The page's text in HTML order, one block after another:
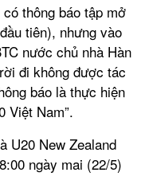
thông báo tập mở
tiên), nhưng vào
nước chủ nhà Hàn
đi không được tác
báo là thực hiện
Việt Nam”.
U20 New Zealand
ngày mai (22/5)